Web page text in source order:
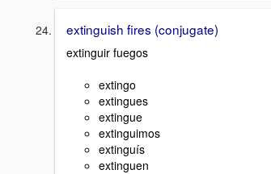
extinguish fires (conjugate)
extinguir fuegos
extingo
extingues
extingue
extinguimos
extinguís
extinguen